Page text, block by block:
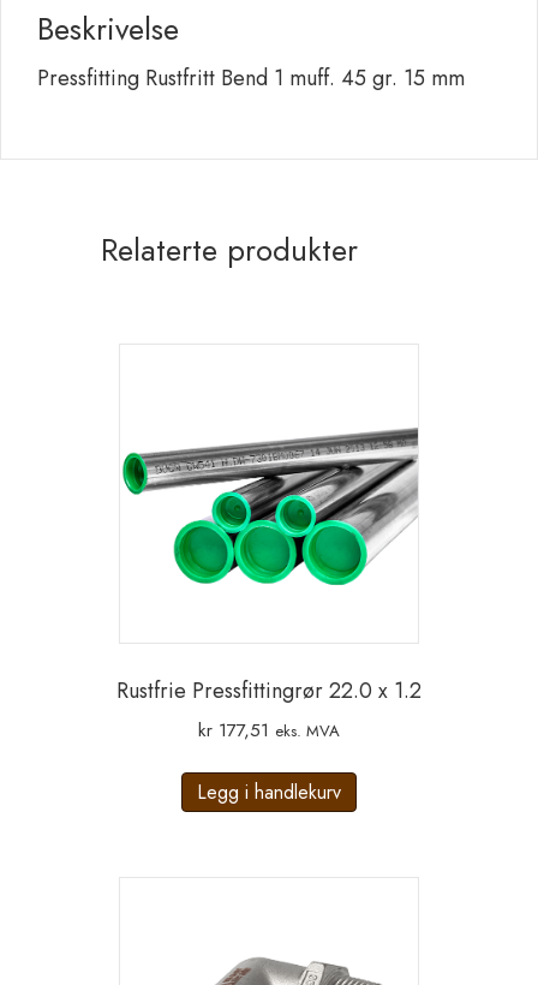
antall
Beskrivelse
Pressfitting Rustfritt Bend 1 muff. 45 gr. 15 mm
Relaterte produkter
Rustfrie Pressfittingrør 22.0 x 1.2
kr 177,51 eks. MVA
Legg i handlekurv